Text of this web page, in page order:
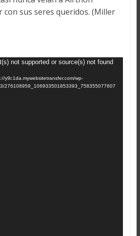
sus seres queridos. (Miller
not supported or source(s) not found
y9r.1da.mywebsitetransfer.com/wp-
276108959_106933501853393_758355077607